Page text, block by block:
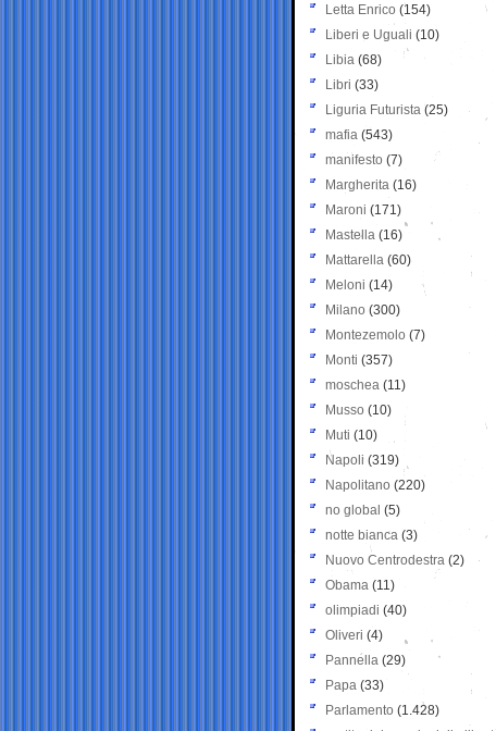
Letta Enrico (154)
Liberi e Uguali (10)
Libia (68)
Libri (33)
Liguria Futurista (25)
mafia (543)
manifesto (7)
Margherita (16)
Maroni (171)
Mastella (16)
Mattarella (60)
Meloni (14)
Milano (300)
Montezemolo (7)
Monti (357)
moschea (11)
Musso (10)
Muti (10)
Napoli (319)
Napolitano (220)
no global (5)
notte bianca (3)
Nuovo Centrodestra (2)
Obama (11)
olimpiadi (40)
Oliveri (4)
Pannella (29)
Papa (33)
Parlamento (1.428)